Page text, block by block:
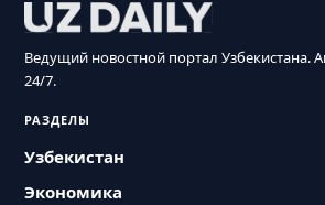
Ведущий новостной портал Узбекистана.
24/7.
РАЗДЕЛЫ
Узбекистан
Экономика